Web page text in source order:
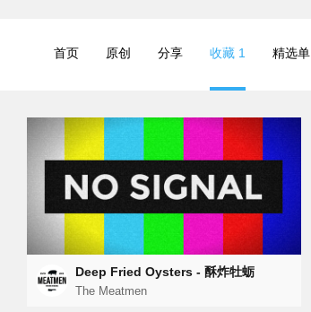
首页 原创 分享 收藏 1 精选单
Deep Fried Oysters - 酥炸牡蛎
The Meatmen